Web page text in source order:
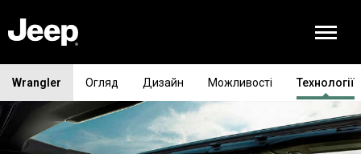
Wrangler Огляд Дизайн Можливості Технології